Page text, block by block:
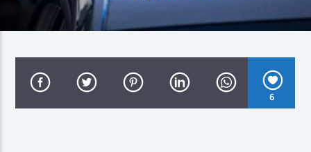
Inselradio Föhr 6